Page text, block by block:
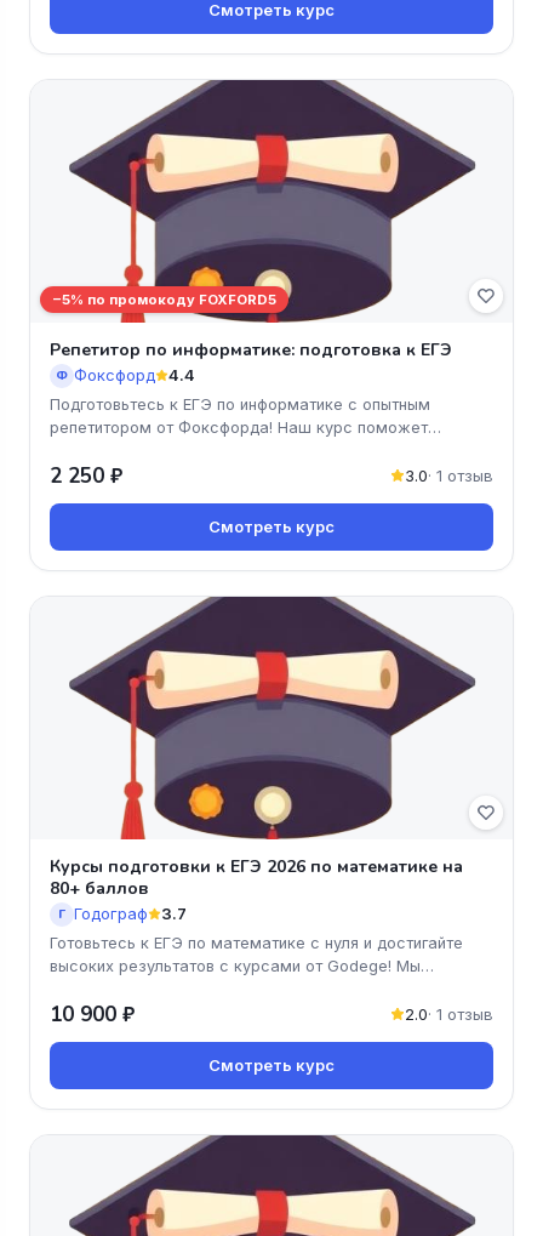
Смотреть курс
−5% по промокоду FOXFORD5
Репетитор по информатике: подготовка к ЕГЭ
Ф Фоксфорд 4.4
Подготовьтесь к ЕГЭ по информатике с опытным
репетитором от Фоксфорда! Наш курс поможет
2 250 ₽ 3.0· 1 отзыв
Смотреть курс
Курсы подготовки к ЕГЭ 2026 по математике на
80+ баллов
Г Годограф 3.7
Готовьтесь к ЕГЭ по математике с нуля и достигайте
высоких результатов с курсами от Godege! Мы
10 900 ₽ 2.0· 1 отзыв
Смотреть курс